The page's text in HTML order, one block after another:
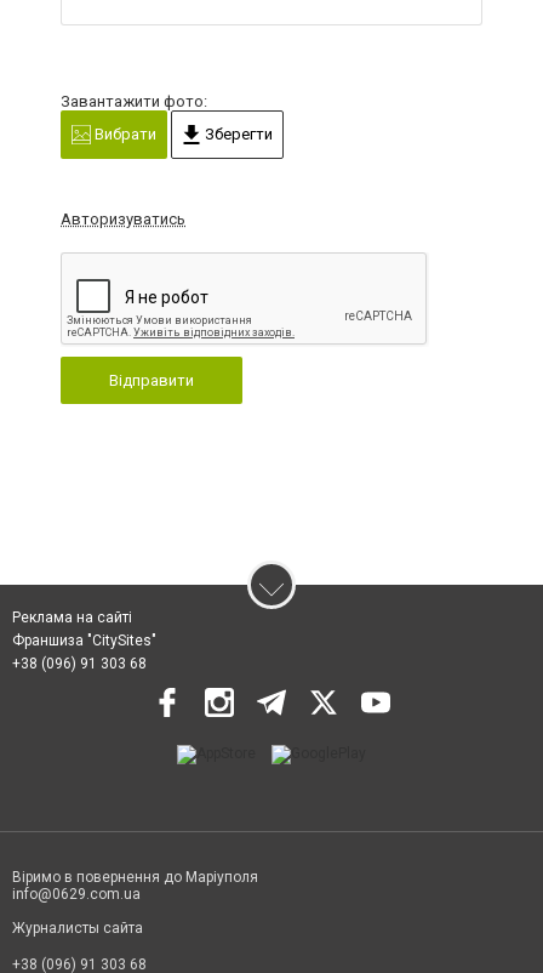
Завантажити фото:
Вибрати
Зберегти
Авторизуватись
Відправити
Реклама на сайті
Франшиза "CitySites"
+38 (096) 91 303 68
Віримо в повернення до Маріуполя
info@0629.com.ua
Журналисты сайта
+38 (096) 91 303 68